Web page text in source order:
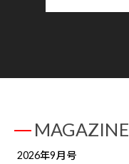
MAGAZINE
2026年9月号